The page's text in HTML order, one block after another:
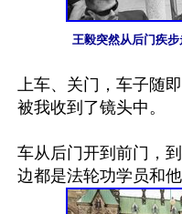
王毅突然从后门疾步
上车、关门，车子随
被我收到了镜头中。
车从后门开到前门，